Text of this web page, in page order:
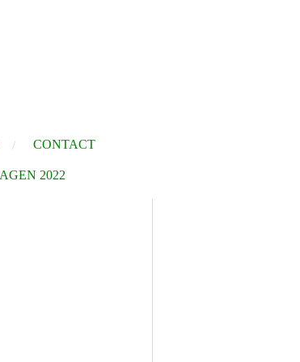
CONTACT
2022